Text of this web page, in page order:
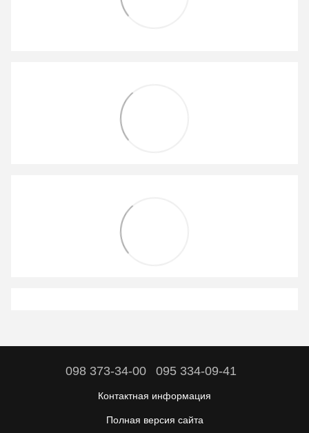
098 373-34-00 095 334-09-41
Контактная информация
Полная версия сайта